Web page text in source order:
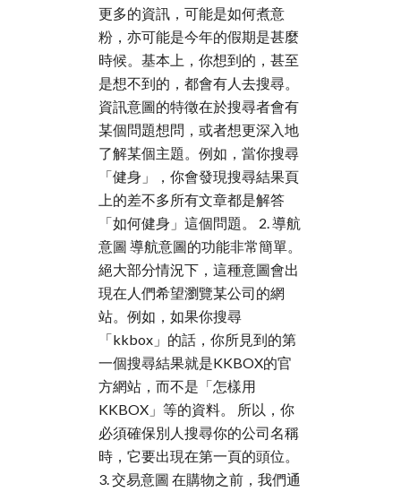
更多的資訊，可能是如何煮意
粉，亦可能是今年的假期是甚麼
時候。基本上，你想到的，甚至
是想不到的，都會有人去搜尋。
資訊意圖的特徵在於搜尋者會有
某個問題想問，或者想更深入地
了解某個主題。例如，當你搜尋
「健身」，你會發現搜尋結果頁
上的差不多所有文章都是解答
「如何健身」這個問題。 2. 導航
意圖 導航意圖的功能非常簡單。
絕大部分情況下，這種意圖會出
現在人們希望瀏覽某公司的網
站。例如，如果你搜尋
「kkbox」的話，你所見到的第
一個搜尋結果就是KKBOX的官
方網站，而不是「怎樣用
KKBOX」等的資料。 所以，你
必須確保別人搜尋你的公司名稱
時，它要出現在第一頁的頭位。
3. 交易意圖 在購物之前，我們通